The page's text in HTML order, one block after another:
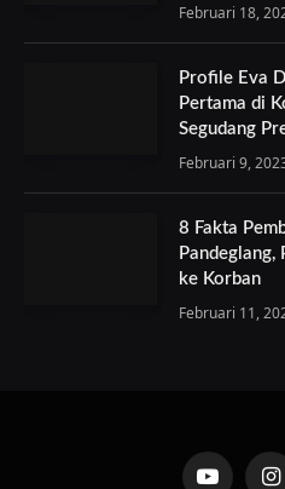
Februari 18,
Profile Eva
Pertama di
Segudang
Februari 9,
8 Fakta
ke Korban
Februari 11,